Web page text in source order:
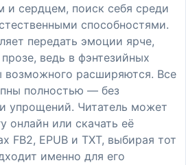
сердцем, поиск себя среди
способностями.
передать эмоции ярче,
ведь в фэнтезийных
возможного расширяются. Все
полностью — без
упрощений. Читатель может
онлайн или скачать её
FB2, EPUB и TXT, выбирая тот
именно для его